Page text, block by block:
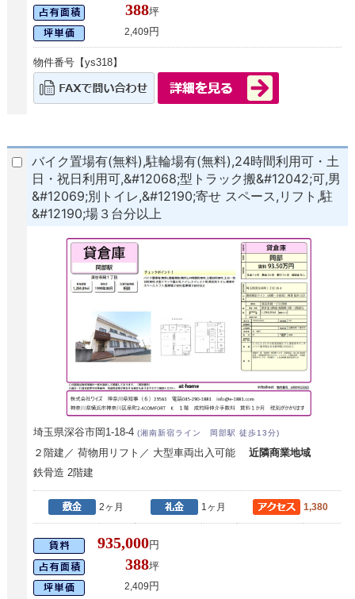
388坪
2,409 円
物件番号【ys318】
バイク置場有(無料),駐輪場有(無料),24時間利用可・土
日・祝日利用可,&#12068;型トラック搬&#12042;可,男
&#12069;別トイレ,&#12190;寄せ スペース,リフト,駐
&#12190;場３台分以上
埼玉県深谷市岡1-18-4(湘南新宿ライン 岡部駅 徒歩13分)
２階建／ 荷物用リフト／ 大型車両出入可能近隣商業地域
鉄骨造 2階建
2ヶ月 1ヶ月 1,380
935,000円
388坪
2,409円